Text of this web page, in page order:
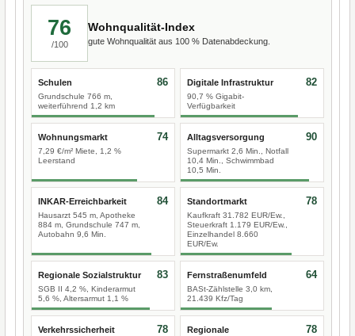
76
/100
Wohnqualität-Index
gute Wohnqualität aus 100 % Datenabdeckung.
Schulen
Grundschule 766 m,
weiterführend 1,2 km
86 Digitale Infrastruktur
90,7 % Gigabit-
Verfügbarkeit
82
Wohnungsmarkt
7,29 €/m² Miete, 1,2 %
Leerstand
74 Alltagsversorgung
Supermarkt 2,6 Min., Notfall
10,4 Min., Schwimmbad
10,5 Min.
90
INKAR-Erreichbarkeit
Hausarzt 545 m, Apotheke
884 m, Grundschule 747 m,
Autobahn 9,6 Min.
84 Standortmarkt
Kaufkraft 31.782 EUR/Ew.,
Steuerkraft 1.179 EUR/Ew.,
Einzelhandel 8.660
EUR/Ew.
78
Regionale Sozialstruktur
SGB II 4,2 %, Kinderarmut
5,6 %, Altersarmut 1,1 %
83 Fernstraßenumfeld
BASt-Zählstelle 3,0 km,
21.439 Kfz/Tag
64
Verkehrssicherheit 78
Regionale
78